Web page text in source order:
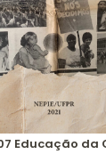
Educação da